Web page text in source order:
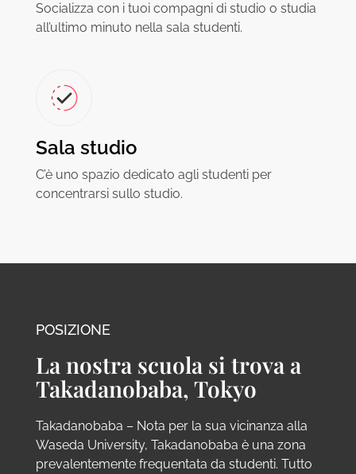
Socializza con i tuoi compagni di studio o studia
all’ultimo minuto nella sala studenti.
Sala studio
C’è uno spazio dedicato agli studenti per
concentrarsi sullo studio.
POSIZIONE
La nostra scuola si trova a
Takadanobaba, Tokyo
Takadanobaba – Nota per la sua vicinanza alla
Waseda University, Takadanobaba è una zona
prevalentemente frequentata da studenti. Tutto